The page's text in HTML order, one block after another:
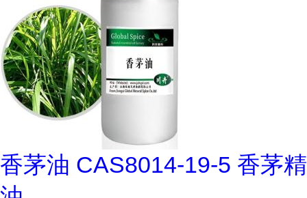
香茅油 CAS8014-19-5 香茅精